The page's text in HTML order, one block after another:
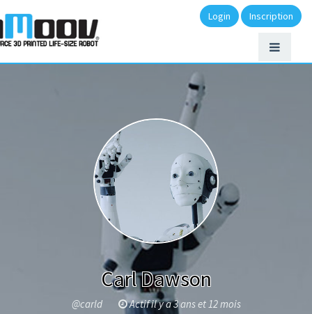
Login Inscription
Carl Dawson
@carld Actif il y a 3 ans et 12 mois